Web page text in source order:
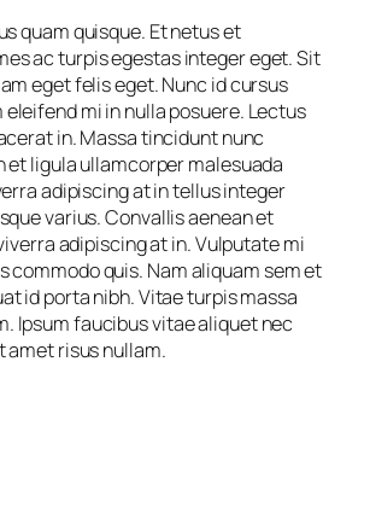
quam quisque. Et netus et
ac turpis egestas integer eget. Sit
eget felis eget. Nunc id cursus
mi in nulla posuere. Lectus
in. Massa tincidunt nunc
et ligula ullamcorper malesuada
adipiscing at in tellus integer
varius. Convallis aenean et
adipiscing at in. Vulputate mi
commodo quis. Nam aliquam sem et
id porta nibh. Vitae turpis massa
Ipsum faucibus vitae aliquet nec
amet risus nullam.